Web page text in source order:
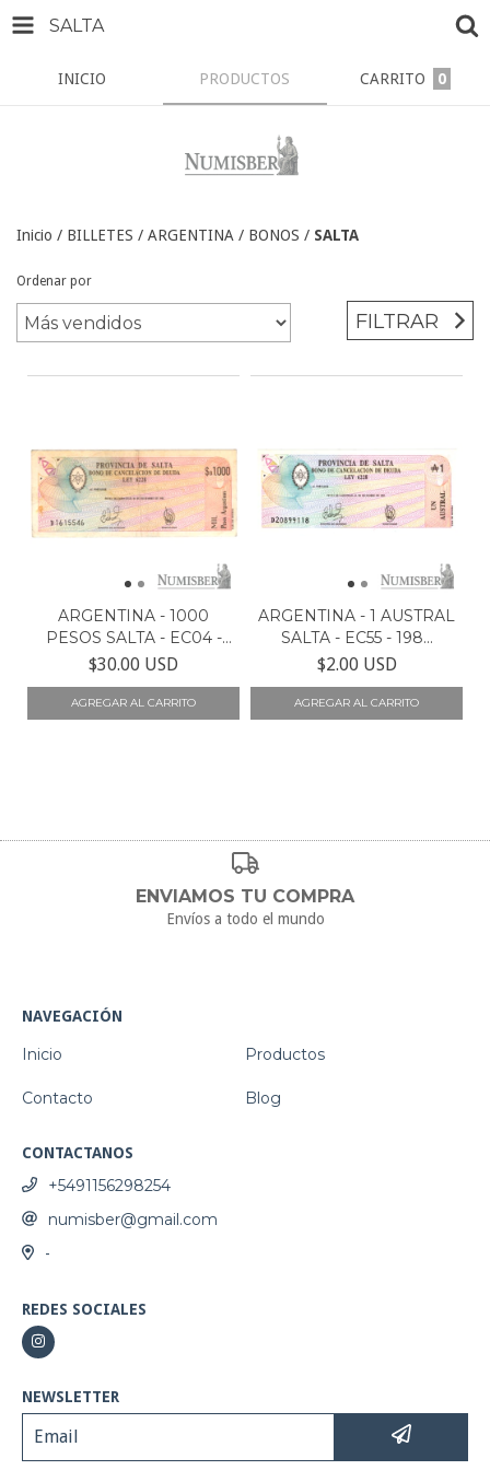
SALTA
INICIO PRODUCTOS CARRITO 0
Inicio / BILLETES / ARGENTINA / BONOS / SALTA
Ordenar por
FILTRAR
ARGENTINA - 1000
PESOS SALTA - EC04 -
19...
$30.00 USD
ARGENTINA - 1 AUSTRAL
SALTA - EC55 - 198...
$2.00 USD
ENVIAMOS TU COMPRA
Envíos a todo el mundo
NAVEGACIÓN
Inicio Productos
Contacto Blog
CONTACTANOS
+5491156298254
numisber@gmail.com
-
REDES SOCIALES
NEWSLETTER